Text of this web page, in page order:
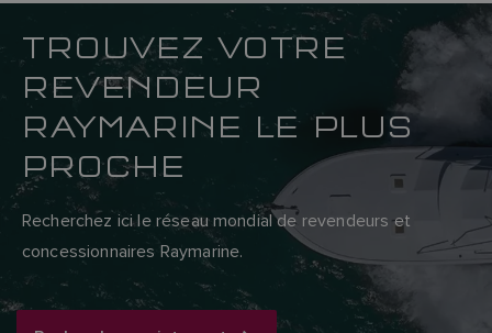
TROUVEZ VOTRE
REVENDEUR
RAYMARINE LE PLUS
PROCHE
Recherchez ici le réseau mondial de revendeurs et
concessionnaires Raymarine.